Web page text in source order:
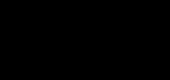
я прибежала за полчаса до закрытия. На